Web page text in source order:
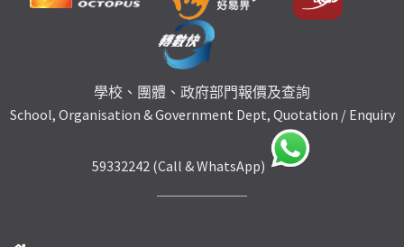
學校、團體、政府部門報價及查詢
School, Organisation & Government Dept, Quotation / Enquiry
59332242 (Call & WhatsApp)